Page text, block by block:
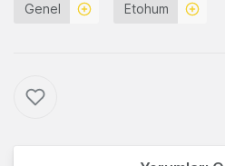
Genel Etohum